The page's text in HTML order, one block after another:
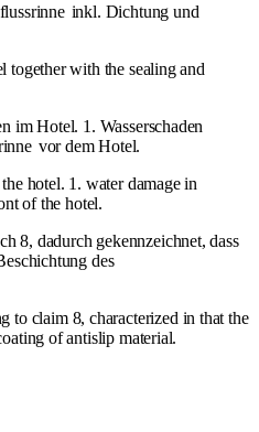
inkl. Dichtung und
together with the sealing and
im Hotel. 1. Wasserschaden
vor dem Hotel.
hotel. 1. water damage in
of the hotel.
8, dadurch gekennzeichnet, dass
des
to claim 8, characterized in that the
of antislip material.